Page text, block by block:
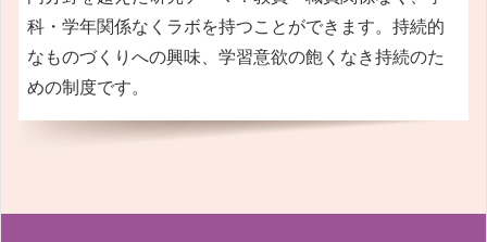
科・学年関係なくラボを持つことができます。持続的
なものづくりへの興味、学習意欲の飽くなき持続のた
めの制度です。